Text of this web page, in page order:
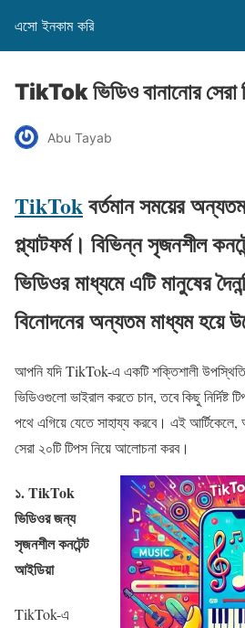
এসো ইনকাম করি
TikTok ভিডিও বানানোর সেরা
Abu Tayab
TikTokবর্তমান সময়ের
প্ল্যাটফর্ম। বিভিন্ন সৃজনশীল
ভিডিওর মাধ্যমে এটি মানুষের
বিনোদনের অন্যতম মাধ্যম হয়ে
আপনি যদি TikTok-এ একটি শক্তিশালী
ভিডিওগুলো ভাইরাল করতে চান, তবে কিছু
পথে এগিয়ে যেতে সাহায্য করবে। এই
সেরা ২০টি টিপস নিয়ে আলোচনা করব।
১.TikTok
ভিডিওর জন্য
সৃজনশীল কনটেন্ট
আইডিয়া
TikTok-এ